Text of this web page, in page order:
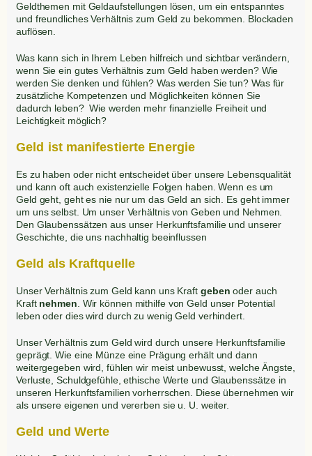
Geldthemen mit Geldaufstellungen lösen, um ein entspanntes
und freundliches Verhältnis zum Geld zu bekommen. Blockaden
auflösen.
Was kann sich in Ihrem Leben hilfreich und sichtbar verändern,
wenn Sie ein gutes Verhältnis zum Geld haben werden? Wie
werden Sie denken und fühlen? Was werden Sie tun? Was für
zusätzliche Kompetenzen und Möglichkeiten können Sie
dadurch leben? Wie werden mehr finanzielle Freiheit und
Leichtigkeit möglich?
Geld ist manifestierte Energie
Es zu haben oder nicht entscheidet über unsere Lebensqualität
und kann oft auch existenzielle Folgen haben. Wenn es um
Geld geht, geht es nie nur um das Geld an sich. Es geht immer
um uns selbst. Um unser Verhältnis von Geben und Nehmen.
Den Glaubenssätzen aus unser Herkunftsfamilie und unserer
Geschichte, die uns nachhaltig beeinflussen
Geld als Kraftquelle
Unser Verhältnis zum Geld kann uns Kraft gebenoder auch
Kraft nehmen . Wir können mithilfe von Geld unser Potential
leben oder dies wird durch zu wenig Geld verhindert.
Unser Verhältnis zum Geld wird durch unsere Herkunftsfamilie
geprägt. Wie eine Münze eine Prägung erhält und dann
weitergegeben wird, fühlen wir meist unbewusst, welche Ängste,
Verluste, Schuldgefühle, ethische Werte und Glaubenssätze in
unseren Herkunftsfamilien vorherrschen. Diese übernehmen wir
als unsere eigenen und vererben sie u. U. weiter.
Geld und Werte